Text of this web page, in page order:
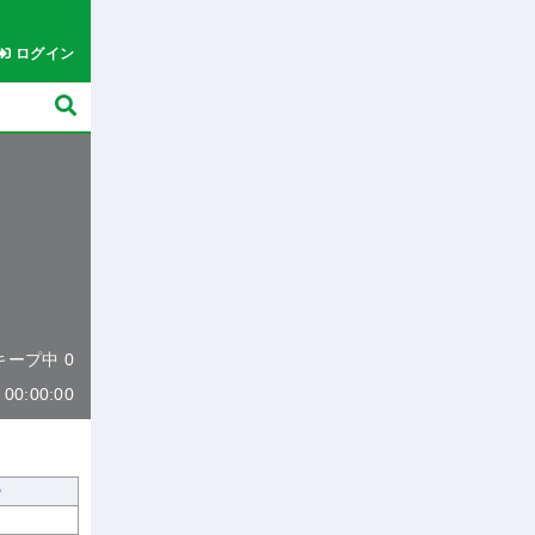
ログイン
ープ中 0
00:00:00